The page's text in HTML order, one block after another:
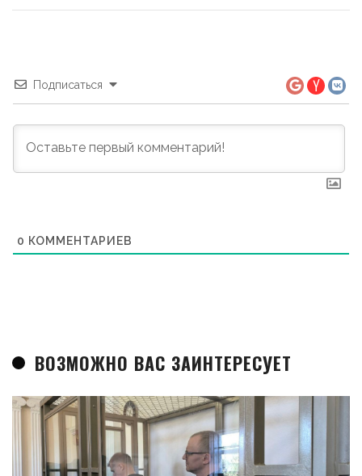
Подписаться
0 КОММЕНТАРИЕВ
ВОЗМОЖНО ВАС ЗАИНТЕРЕСУЕТ